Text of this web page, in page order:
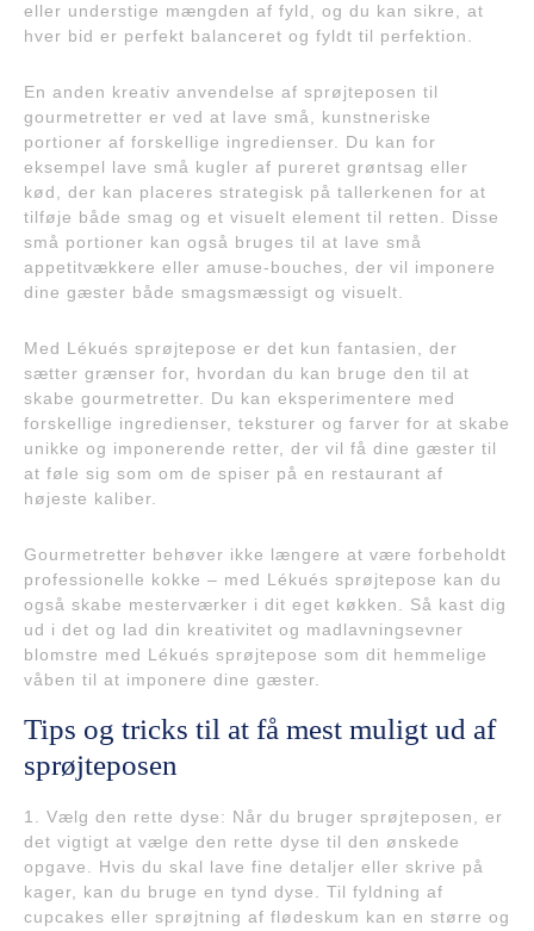
eller understige mængden af fyld, og du kan sikre, at
hver bid er perfekt balanceret og fyldt til perfektion.
En anden kreativ anvendelse af sprøjteposen til
gourmetretter er ved at lave små, kunstneriske
portioner af forskellige ingredienser. Du kan for
eksempel lave små kugler af pureret grøntsag eller
kød, der kan placeres strategisk på tallerkenen for at
tilføje både smag og et visuelt element til retten. Disse
små portioner kan også bruges til at lave små
appetitvækkere eller amuse-bouches, der vil imponere
dine gæster både smagsmæssigt og visuelt.
Med Lékués sprøjtepose er det kun fantasien, der
sætter grænser for, hvordan du kan bruge den til at
skabe gourmetretter. Du kan eksperimentere med
forskellige ingredienser, teksturer og farver for at skabe
unikke og imponerende retter, der vil få dine gæster til
at føle sig som om de spiser på en restaurant af
højeste kaliber.
Gourmetretter behøver ikke længere at være forbeholdt
professionelle kokke – med Lékués sprøjtepose kan du
også skabe mesterværker i dit eget køkken. Så kast dig
ud i det og lad din kreativitet og madlavningsevner
blomstre med Lékués sprøjtepose som dit hemmelige
våben til at imponere dine gæster.
Tips og tricks til at få mest muligt ud af
sprøjteposen
1. Vælg den rette dyse: Når du bruger sprøjteposen, er
det vigtigt at vælge den rette dyse til den ønskede
opgave. Hvis du skal lave fine detaljer eller skrive på
kager, kan du bruge en tynd dyse. Til fyldning af
cupcakes eller sprøjtning af flødeskum kan en større og